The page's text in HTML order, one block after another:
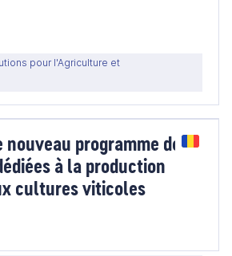
pour l'Agriculture et
nouveau programme de
à la production
cultures viticoles